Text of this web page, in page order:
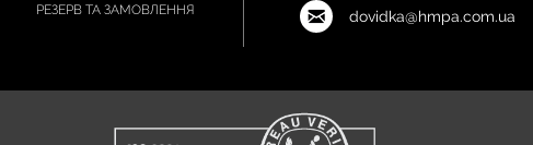
РЕЗЕРВ ТА ЗАМОВЛЕННЯ dovidka@hmpa.com.ua